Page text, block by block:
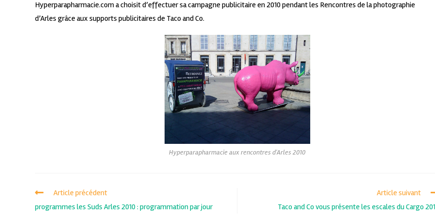
Hyperparapharmacie.com a choisit d’effectuer sa campagne publicitaire en 2010 pendant les Rencontres de la photographie
d’Arles grâce aux supports publicitaires de Taco and Co.
Hyperparapharmacie aux rencontres d'Arles 2010
Article précédent
programmes les Suds Arles 2010 : programmation par jour
Article suivant
Taco and Co vous présente les escales du Cargo